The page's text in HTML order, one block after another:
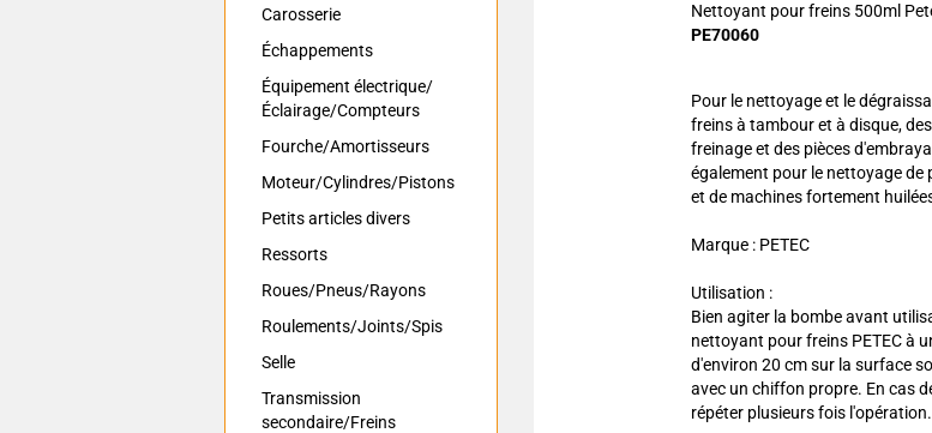
Nettoyant pour freins 500ml
PE70060
Pour le nettoyage et le
freins à tambour et à disque,
freinage et des pièces
également pour le nettoyage de
et de machines fortement
Marque : PETEC
Utilisation :
Bien agiter la bombe avant
nettoyant pour freins PETEC à
d'environ 20 cm sur la surface
avec un chiffon propre. En cas
répéter plusieurs fois l'opération.
Carosserie
Échappements
Équipement électrique/
Éclairage/Compteurs
Fourche/Amortisseurs
Moteur/Cylindres/Pistons
Petits articles divers
Ressorts
Roues/Pneus/Rayons
Roulements/Joints/Spis
Selle
Transmission
secondaire/Freins